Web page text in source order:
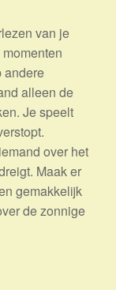
van je
andere
alleen de
Je speelt
over het
Maak er
gemakkelijk
de zonnige